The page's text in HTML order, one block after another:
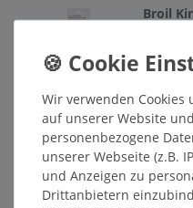
Broil
14,90
*inkl.
Broil
39,90
Wir verwenden Cookies
auf unserer Website
personenbezogene
unserer Webseite (z.B.
und Anzeigen zu
Drittanbietern